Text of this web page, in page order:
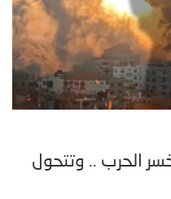
الحرب .. وتتحول